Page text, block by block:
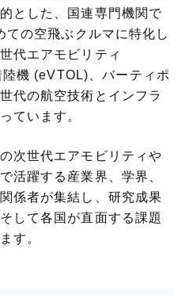
とした、国連専門機関で
の空飛ぶクルマに特化し
代エアモビリティ
陸機 (eVTOL)、バーティポ
代の航空技術とインフラ
ています。
次世代エアモビリティや
活躍する産業界、学界、
係者が集結し、研究成果
して各国が直面する課題
す。